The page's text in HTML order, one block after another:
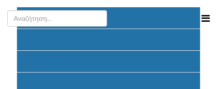
Ανακοινώσεις